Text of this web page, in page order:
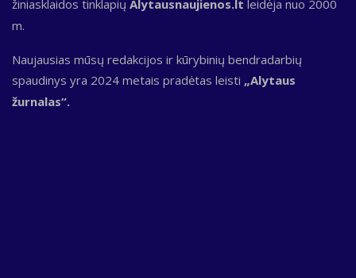
žiniasklaidos tinklapių Alytausnaujienos.lt leidėja nuo 2000
m.
Naujausias mūsų redakcijos ir kūrybinių bendradarbių
spaudinys yra 2024 metais pradėtas leisti „Alytaus
žurnalas“.